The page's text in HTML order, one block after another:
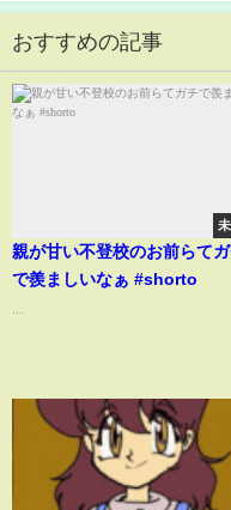
おすすめの記事
親が甘い不登校のお前らて
で羨ましいなぁ #shorto